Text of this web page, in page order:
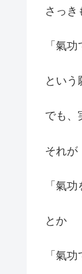
さっき
「氣
という
でも、
それが
「氣
とか
「氣